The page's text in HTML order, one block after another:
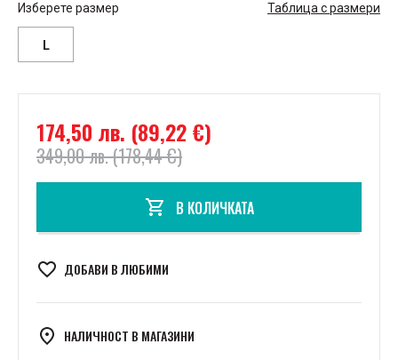
Изберете размер
L
Таблица с размери
174,50 лв. (89,22 €)
349,00 лв. (178,44 €)
В КОЛИЧКАТА
ДОБАВИ В ЛЮБИМИ
НАЛИЧНОСТ В МАГАЗИНИ